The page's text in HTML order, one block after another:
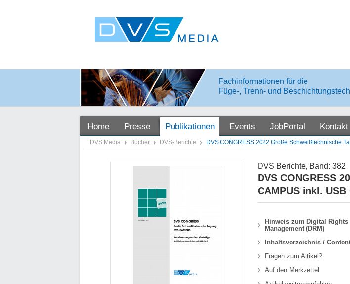
Fachinformationen für die
Füge-, Trenn- und
Home Presse Publikationen Events JobPortal Kontakt
DVS Media Bücher DVS-Berichte DVS CONGRESS 2022 Große Schweißtechnische
DVS Berichte, Band: 382
DVS CONGRESS
CAMPUS inkl. USB
Hinweis zum Digital Rights
Management (DRM)
Inhaltsverzeichnis /
Fragen zum Artikel?
Auf den Merkzettel